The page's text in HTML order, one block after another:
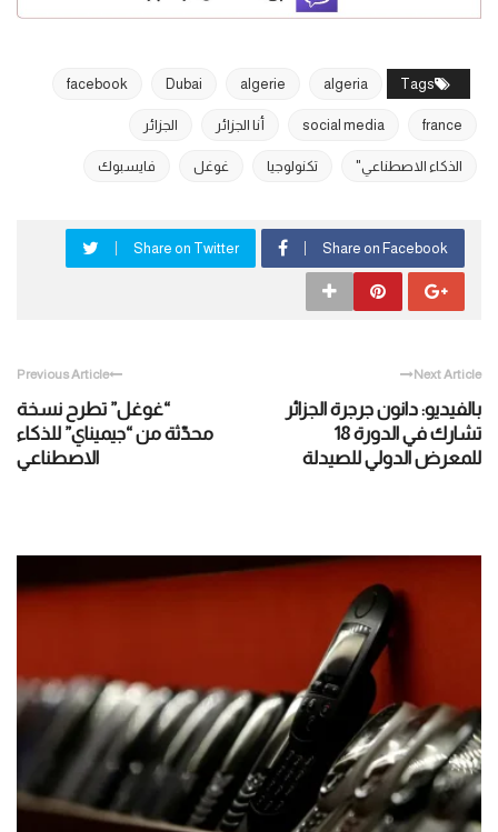
Tags
algeria
algerie
Dubai
facebook
france
social media أنا الجزائر الجزائر
الذكاء الاصطناعي" تكنولوجيا غوغل فايسبوك
Share on Facebook
Share on Twitter
Previous Article
“غوغل” تطرح نسخة
محدّثة من “جيميناي” للذكاء
الاصطناعي
Next Article
بالفيديو: دانون جرجرة الجزائر
تشارك في الدورة 18
للمعرض الدولي للصيدلة